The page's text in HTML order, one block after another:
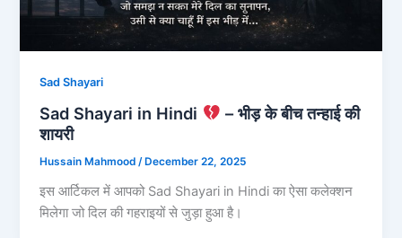
Sad Shayari
Sad Shayari in Hindi
– भीड़ के बीच तन्हाई की
शायरी
Hussain Mahmood /December 22, 2025
इस आर्टिकल में आपको Sad Shayari in Hindi का ऐसा कलेक्शन
मिलेगा जो दिल की गहराइयों से जुड़ा हुआ है।